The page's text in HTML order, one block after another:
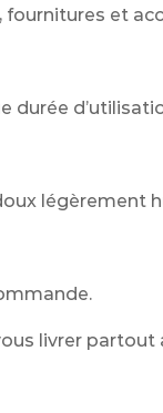
et
durée
légèrement
livrer partout